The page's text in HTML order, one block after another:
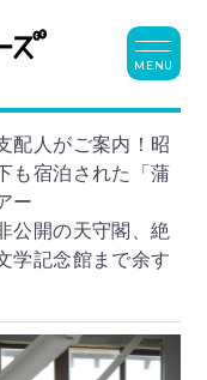
配人がご案内！昭
も宿泊された「蒲
ー
公開の天守閣、絶
学記念館まで余す
MENU